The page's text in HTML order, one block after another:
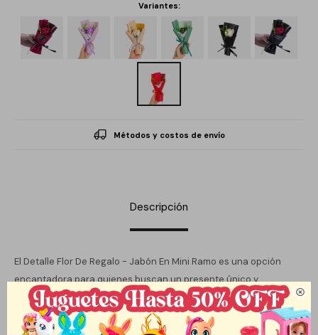

Variantes:
Métodos y costos de envío
Descripción
El Detalle Flor De Regalo - Jabón En Mini Ramo es una opción
encantadora para quienes buscan un presente único y
significativo. Este ramo de rosas, elaborado con jabón, no solo es
visualmente atractivo, sino que también ofrece una experiencia
sensorial al ser utilizado. Su diseño delicado y su fragancia sutil lo